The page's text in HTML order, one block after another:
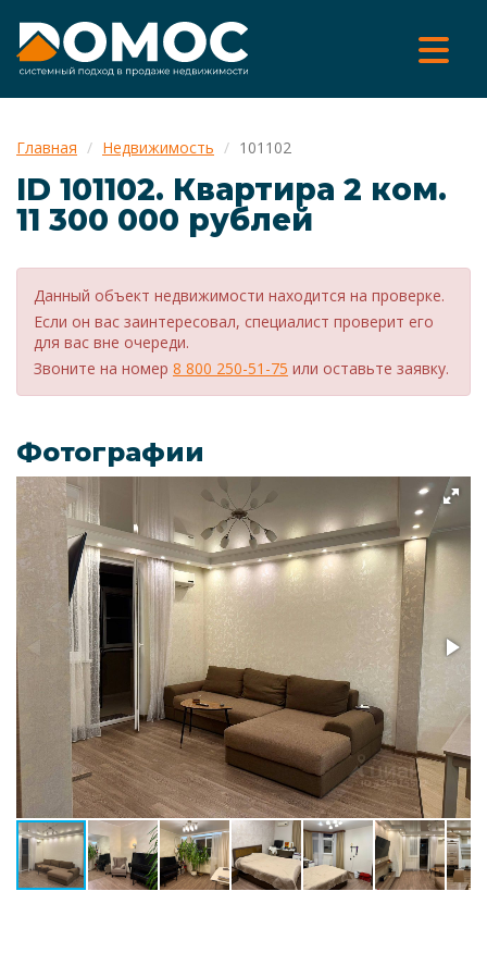
Главная Недвижимость 101102
ID 101102. Квартира 2 ком.
11 300 000 рублей
Данный объект недвижимости находится на проверке.
Если он вас заинтересовал, специалист проверит его
для вас вне очереди.
Звоните на номер 8 800 250-51-75 или оставьте заявку.
Фотографии